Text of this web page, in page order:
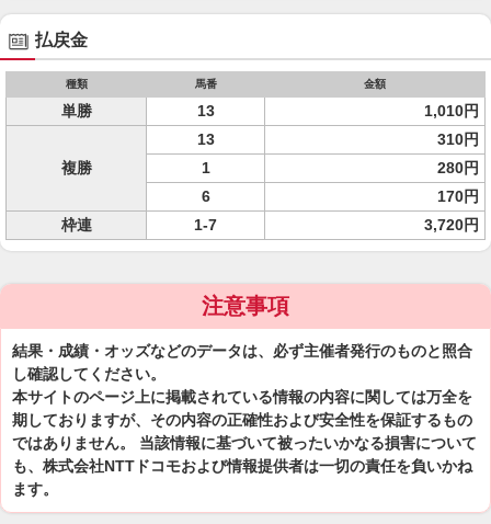
払戻金
種類 馬番 金額
単勝 13 1,010円
複勝
13
310円
1
280円
6
170円
枠連
1-7 3,720円
注意事項
結果・成績・オッズなどのデータは、必ず主催者発行のものと照合
し確認してください。
本サイトのページ上に掲載されている情報の内容に関しては万全を
期しておりますが、その内容の正確性および安全性を保証するもの
ではありません。 当該情報に基づいて被ったいかなる損害について
も、株式会社NTTドコモおよび情報提供者は一切の責任を負いかね
ます。